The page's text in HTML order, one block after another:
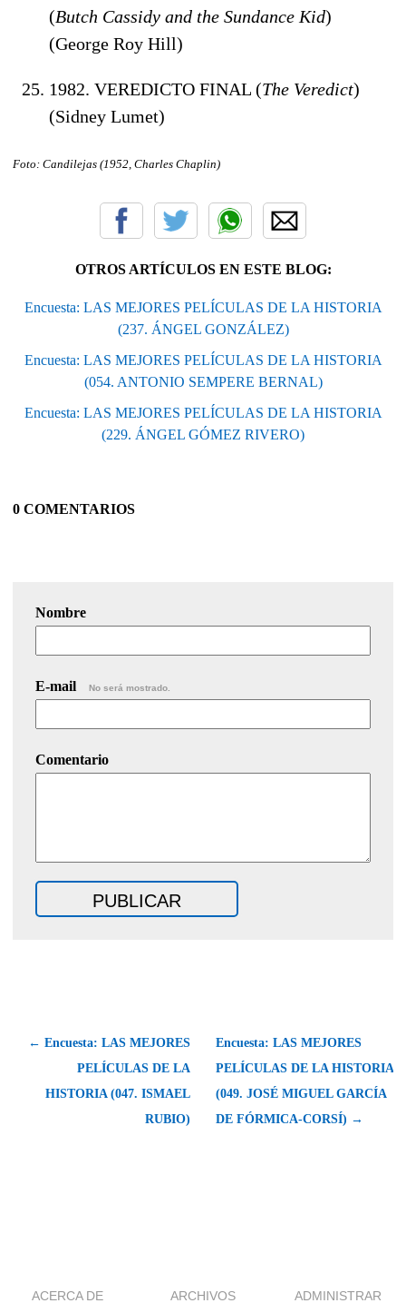
(Butch Cassidy and the Sundance Kid)
(George Roy Hill)
1982. VEREDICTO FINAL (The Veredict)
(Sidney Lumet)
Foto: Candilejas (1952, Charles Chaplin)
OTROS ARTÍCULOS EN ESTE BLOG:
Encuesta: LAS MEJORES PELÍCULAS DE LA HISTORIA
(237. ÁNGEL GONZÁLEZ)
Encuesta: LAS MEJORES PELÍCULAS DE LA HISTORIA
(054. ANTONIO SEMPERE BERNAL)
Encuesta: LAS MEJORES PELÍCULAS DE LA HISTORIA
(229. ÁNGEL GÓMEZ RIVERO)
0 COMENTARIOS
Nombre
E-mail No será mostrado.
Comentario
← Encuesta: LAS MEJORES
PELÍCULAS DE LA
HISTORIA (047. ISMAEL
RUBIO)
Encuesta: LAS MEJORES
PELÍCULAS DE LA HISTORIA
(049. JOSÉ MIGUEL GARCÍA
DE FÓRMICA-CORSÍ) →
ACERCA DE ARCHIVOS ADMINISTRAR